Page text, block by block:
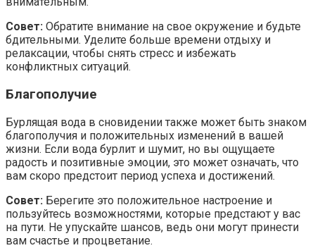
Совет: Обратите внимание на свое окружение и будьте
бдительными. Уделите больше времени отдыху и
релаксации, чтобы снять стресс и избежать
конфликтных ситуаций.
Благополучие
Бурлящая вода в сновидении также может быть знаком
благополучия и положительных изменений в вашей
жизни. Если вода бурлит и шумит, но вы ощущаете
радость и позитивные эмоции, это может означать, что
вам скоро предстоит период успеха и достижений.
Совет: Берегите это положительное настроение и
пользуйтесь возможностями, которые предстают у вас
на пути. Не упускайте шансов, ведь они могут принести
вам счастье и процветание.